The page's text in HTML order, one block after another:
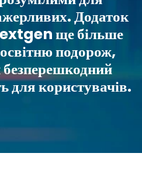
Додаток
ще більше
подорож,
для користувачів.